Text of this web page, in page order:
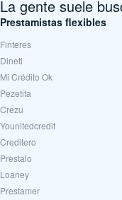
La gente suele
Prestamistas flexibles
Finteres
Dineti
Mi Crédito Ok
Pezetita
Crezu
Younitedcredit
Creditero
Prestalo
Loaney
Prestamer